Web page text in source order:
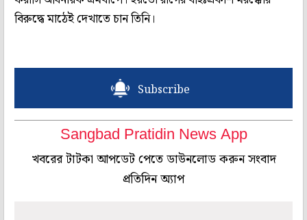
বিরুদ্ধে মাঠেই দেখাতে চান তিনি।
Subscribe
Sangbad Pratidin News App
খবরের টাটকা আপডেট পেতে ডাউনলোড করুন সংবাদ
প্রতিদিন অ্যাপ